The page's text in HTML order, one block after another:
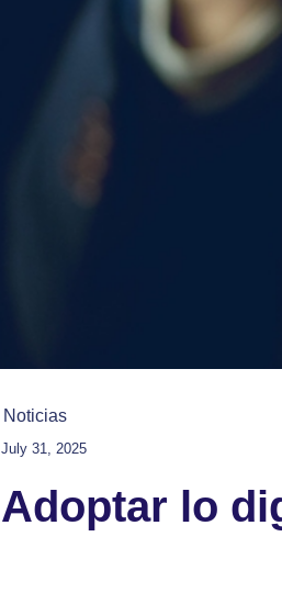
Noticias
July 31, 2025
Adoptar lo